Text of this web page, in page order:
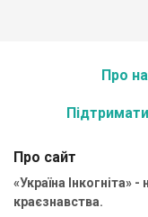
Про
Про сайт
«Україна Інкогніта»
краєзнавства.